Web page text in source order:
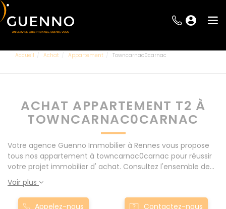
Accueil Achat Appartement Towncarnac0carnac
ACHAT APPARTEMENT T2 À
TOWNCARNAC0CARNAC
Votre agence Guenno Immobilier à Rennes vous propose
tous nos appartement à towncarnac0carnac pour réussir
votre projet immobilier d' achat. Consultez l'ensemble de
nos offres à Rennes mais également aux alentours : Le
Rheu, Pacé, Montgermont... Nos appartement T2 à
towncarnac0carnac sont proposés au meilleur prix du
Voir plus
Appelez-nous Contactez-nous